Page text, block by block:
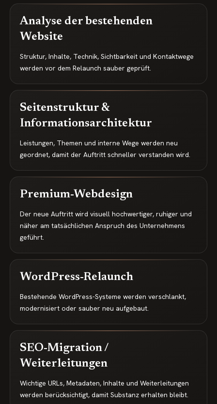
Analyse der bestehenden
Website
Struktur, Inhalte, Technik, Sichtbarkeit und Kontaktwege
werden vor dem Relaunch sauber geprüft.
Seitenstruktur &
Informationsarchitektur
Leistungen, Themen und interne Wege werden neu
geordnet, damit der Auftritt schneller verstanden wird.
Premium-Webdesign
Der neue Auftritt wird visuell hochwertiger, ruhiger und
näher am tatsächlichen Anspruch des Unternehmens
geführt.
WordPress-Relaunch
Bestehende WordPress-Systeme werden verschlankt,
modernisiert oder sauber neu aufgebaut.
SEO-Migration /
Weiterleitungen
Wichtige URLs, Metadaten, Inhalte und Weiterleitungen
werden berücksichtigt, damit Substanz erhalten bleibt.